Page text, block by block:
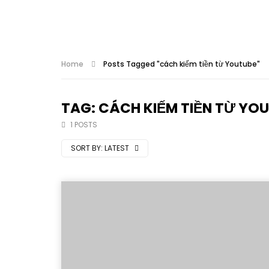
Home Posts Tagged "cách kiếm tiền từ Youtube"
TAG: CÁCH KIẾM TIỀN TỪ
1 POSTS
SORT BY: LATEST